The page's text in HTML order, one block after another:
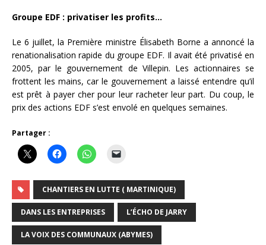
Groupe EDF : privatiser les profits…
Le 6 juillet, la Première ministre Élisabeth Borne a annoncé la
renationalisation rapide du groupe EDF. Il avait été privatisé en
2005, par le gouvernement de Villepin. Les actionnaires se
frottent les mains, car le gouvernement a laissé entendre qu’il
est prêt à payer cher pour leur racheter leur part. Du coup, le
prix des actions EDF s’est envolé en quelques semaines.
Partager :
CHANTIERS EN LUTTE ( MARTINIQUE)
DANS LES ENTREPRISES L’ÉCHO DE JARRY
LA VOIX DES COMMUNAUX (ABYMES)